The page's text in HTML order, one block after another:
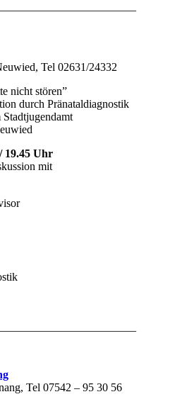
Tel 02631/24332
nicht stören”
durch Pränataldiagnostik
19.45 Uhr
mit
Tel 07542 – 95 30 56